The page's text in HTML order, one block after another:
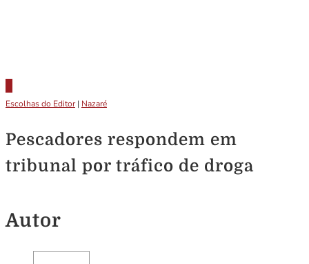
Escolhas do Editor| Nazaré
Pescadores respondem em
tribunal por tráfico de droga
Autor